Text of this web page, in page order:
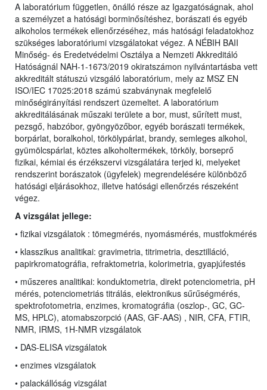
A laboratórium független, önálló része az Igazgatóságnak, ahol
a személyzet a hatósági borminősítéshez, borászati és egyéb
alkoholos termékek ellenőrzéséhez, más hatósági feladatokhoz
szükséges laboratóriumi vizsgálatokat végez. A NÉBIH BAII
Minőség- és Eredetvédelmi Osztálya a Nemzeti Akkreditáló
Hatóságnál NAH-1-1673/2019 okiratszámon nyilvántartásba vett
akkreditált státuszú vizsgáló laboratórium, mely az MSZ EN
ISO/IEC 17025:2018 számú szabványnak megfelelő
minőségirányítási rendszert üzemeltet. A laboratórium
akkreditálásának műszaki területe a bor, must, sűrített must,
pezsgő, habzóbor, gyöngyözőbor, egyéb borászati termékek,
borpárlat, boralkohol, törkölypárlat, brandy, semleges alkohol,
gyümölcspárlat, köztes alkoholtermékek, törköly, borseprő
fizikai, kémiai és érzékszervi vizsgálatára terjed ki, melyeket
rendszerint borászatok (ügyfelek) megrendelésére különböző
hatósági eljárásokhoz, illetve hatósági ellenőrzés részeként
végez.
A vizsgálat jellege:
• fizikai vizsgálatok : tömegmérés, nyomásmérés, mustfokmérés
• klasszikus analitikai: gravimetria, titrimetria, desztilláció,
papirkromatográfia, refraktometria, kolorimetria, gyapjúfestés
• műszeres analitikai: konduktometria, direkt potenciometria, pH
mérés, potenciometriás titrálás, elektronikus sűrűségmérés,
spektrofotometria, enzimes, kromatográfia (oszlop-, GC, GC-
MS, HPLC), atomabszorpció (AAS, GF-AAS) , NIR, CFA, FTIR,
NMR, IRMS, 1H-NMR vizsgálatok
• DAS-ELISA vizsgálatok
• enzimes vizsgálatok
• palackállóság vizsgálat